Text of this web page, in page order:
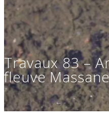
Travaux 83 –
fleuve